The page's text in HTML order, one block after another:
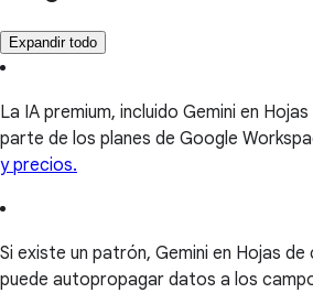
Expandir todo
La IA premium, incluido Gemini en
parte de los planes de Google
y precios.
Si existe un patrón, Gemini en Hojas
puede autopropagar datos a los